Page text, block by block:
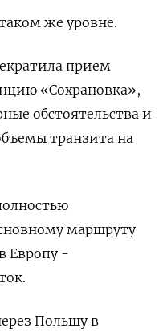
же уровне.
прием
«Сохрановка»,
обстоятельства и
транзита на
маршруту
Европу -
Польшу в